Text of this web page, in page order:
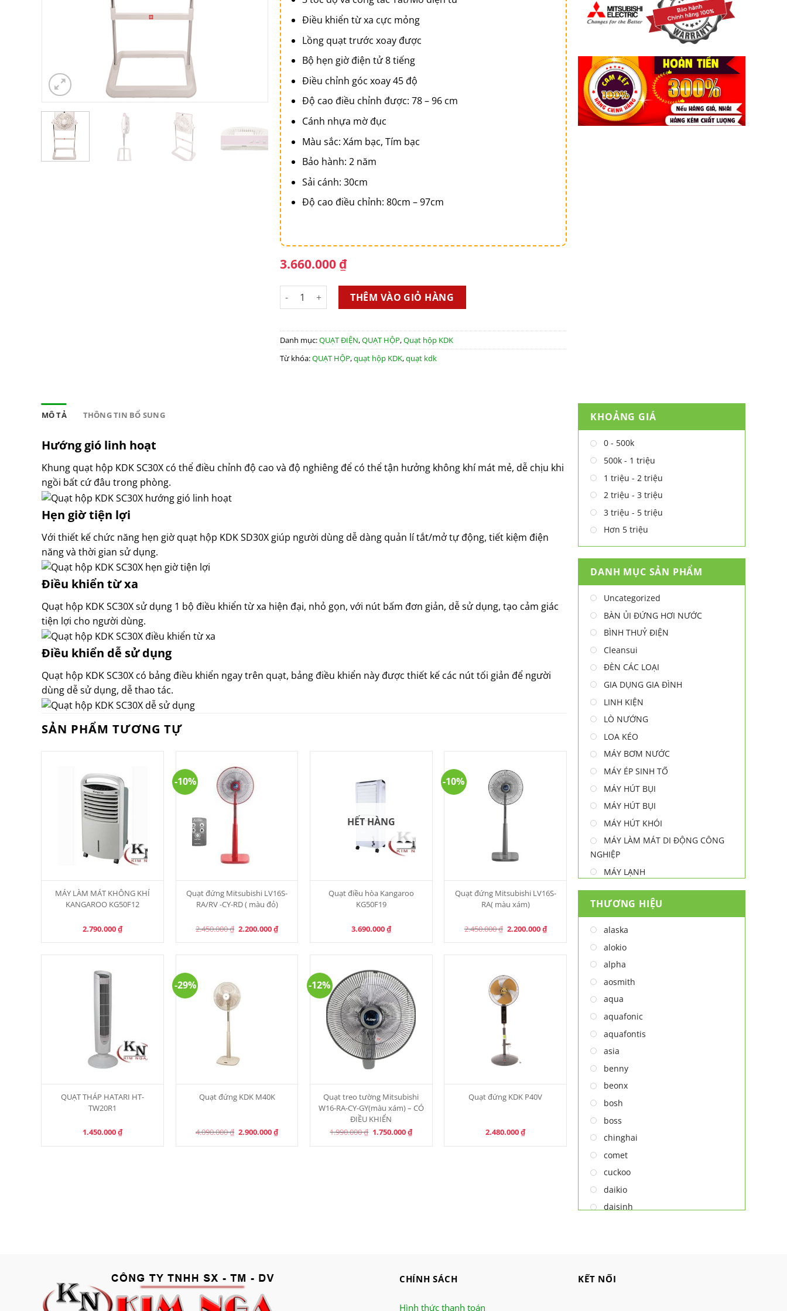
Điều khiển từ xa cực mỏng
Lồng quạt trước xoay được
Bộ hẹn giờ điện tử 8 tiếng
Điều chỉnh góc xoay 45 độ
Độ cao điều chỉnh được: 78 – 96 cm
Cánh nhựa mờ đục
Màu sắc: Xám bạc, Tím bạc
Bảo hành: 2 năm
Sải cánh: 30cm
Độ cao điều chỉnh: 80cm – 97cm
3.660.000 ₫
QUẠT HỘP KDK SC30X - có remote số lượng
THÊM VÀO GIỎ HÀNG
Danh mục:QUẠT ĐIỆN,QUẠT HỘP,Quạt hộp KDK
Từ khóa:QUẠT HỘP,quạt hộp KDK,quạt kdk
MÔ TẢ THÔNG TIN BỔ SUNG
Hướng gió linh hoạt
Khung quạt hộp KDK SC30X có thể điều chỉnh độ cao và độ nghiêng để có thể tận hưởng không khí mát mẻ, dễ chịu khi
ngồi bất cứ đâu trong phòng.
Hẹn giờ tiện lợi
Với thiết kế chức năng hẹn giờ quạt hộp KDK SD30X giúp người dùng dễ dàng quản lí tắt/mở tự động, tiết kiệm điện
năng và thời gian sử dụng.
Điều khiển từ xa
Quạt hộp KDK SC30X sử dụng 1 bộ điều khiển từ xa hiện đại, nhỏ gọn, với nút bấm đơn giản, dễ sử dụng, tạo cảm giác
tiện lợi cho người dùng.
Điều khiển dễ sử dụng
Quạt hộp KDK SC30X có bảng điều khiển ngay trên quạt, bảng điều khiển này được thiết kế các nút tối giản để người
dùng dễ sử dụng, dễ thao tác.
SẢN PHẨM TƯƠNG TỰ
MÁY LÀM MÁT KHÔNG KHÍ
KANGAROO KG50F12
2.790.000₫
-10%
Quạt đứng Mitsubishi LV16S-
RA/RV -CY-RD ( màu đỏ)
2.450.000₫ Original
price
2.200.000₫Current
price
HẾT HÀNG
Quạt điều hòa Kangaroo
KG50F19
3.690.000₫
-10%
Quạt đứng Mitsubishi LV16S-
RA( màu xám)
2.450.000₫ Original
price
2.200.000₫Current
price
QUẠT THÁP HATARI HT-
TW20R1
1.450.000₫
-29%
Quạt đứng KDK M40K
4.090.000₫ Original
price
2.900.000₫Current
price
-12%
Quạt treo tường Mitsubishi
W16-RA-CY-GY(màu xám) – CÓ
ĐIỀU KHIỂN
1.990.000₫ Original
price
1.750.000₫Current
price
Quạt đứng KDK P40V
2.480.000₫
KHOẢNG GIÁ
0 - 500k
500k - 1 triệu
1 triệu - 2 triệu
2 triệu - 3 triệu
3 triệu - 5 triệu
Hơn 5 triệu
DANH MỤC SẢN PHẨM
Uncategorized
BÀN ỦI ĐỨNG HƠI NƯỚC
BÌNH THUỶ ĐIỆN
Cleansui
ĐÈN CÁC LOẠI
GIA DỤNG GIA ĐÌNH
LINH KIỆN
LÒ NƯỚNG
LOA KÉO
MÁY BƠM NƯỚC
MÁY ÉP SINH TỐ
MÁY HÚT BỤI
MÁY HÚT BỤI
MÁY HÚT KHÓI
MÁY LÀM MÁT DI ĐỘNG CÔNG
NGHIỆP
MÁY LẠNH
MÁY LỌC NƯỚC
MÁY NƯỚC NÓNG
MÁY XAY ĐA NĂNG
TỦ MÁT
LÒ VI SÓNG
THƯƠNG HIỆU
alaska
alokio
alpha
aosmith
aqua
aquafonic
aquafontis
asia
benny
beonx
bosh
boss
chinghai
comet
cuckoo
daikio
daisinh
hitachi
CHÍNH SÁCH
Hình thức thanh toán
KẾT NỐI